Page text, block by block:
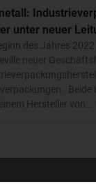
unter neuer
des Jahres
neuer
. Beide
Hersteller von…